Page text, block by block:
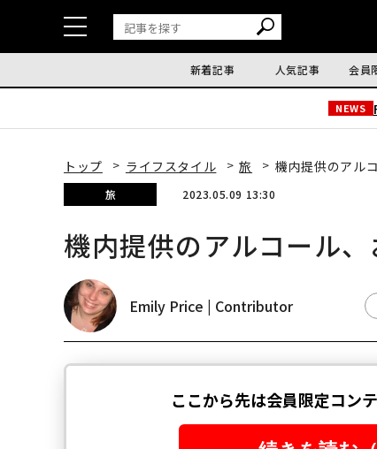
新着記事 人気記事 会員
NEWS
トップ ライフスタイル 旅 機内提供のアル
旅 2023.05.09 13:30
機内提供のアルコール
Emily Price | Contributor